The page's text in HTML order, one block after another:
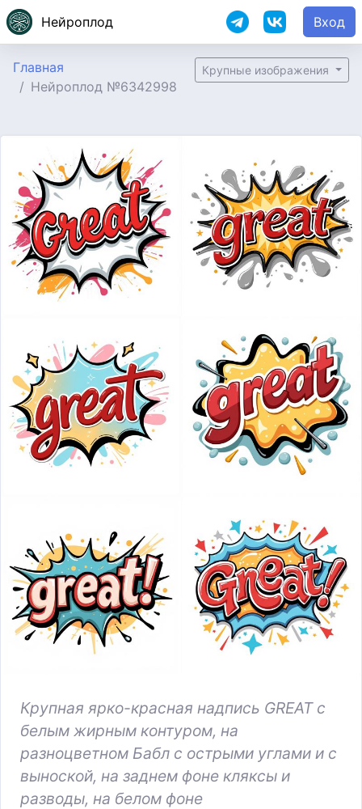
Нейроплод Вход
Главная
Нейроплод №6342998
Крупные изображения
Крупная ярко-красная надпись GREAT с
белым жирным контуром, на
разноцветном Бабл с острыми углами и с
выноской, на заднем фоне кляксы и
разводы, на белом фоне